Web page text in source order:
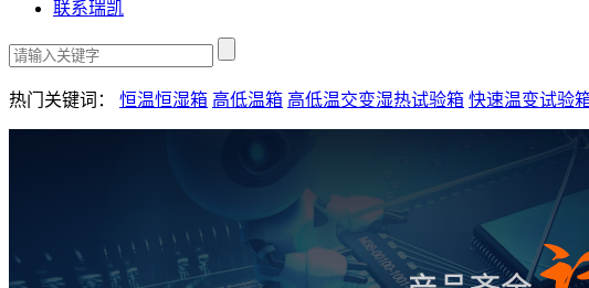
联系瑞凯
热门关键词： 恒温恒湿箱 高低温箱 高低温交变湿热试验箱 快速温变试验